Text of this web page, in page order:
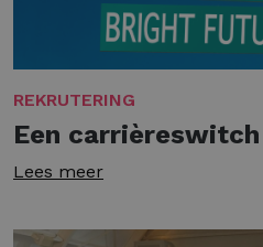
REKRUTERING
Een
Lees meer